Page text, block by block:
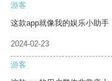
游客
这款app就像我的娱乐小助手
2024-02-23
游客